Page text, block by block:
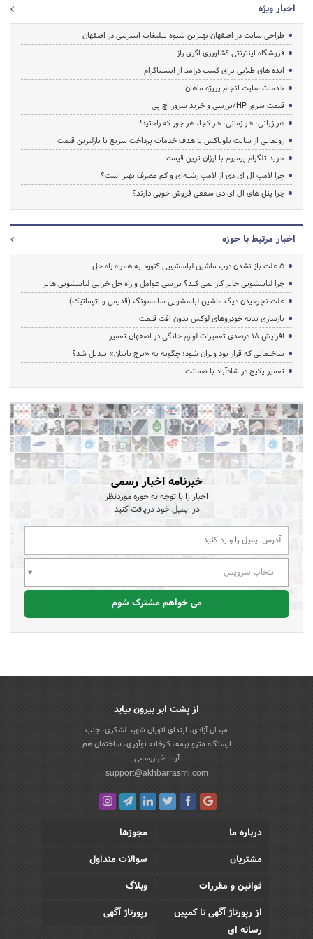
اخبار ویژه
طراحی سایت در اصفهان بهترین شیوه تبلیغات اینترنتی در اصفهان
فروشگاه اینترنتی کشاورزی اگری راز
ایده های طلایی برای کسب درآمد از اینستاگرام
خدمات سایت انجام پروژه ماهان
قیمت سرور HP/بررسی و خرید سرور اچ پی
هر زبانی، هر زمانی، هر کجا، هر جور که راحتید!
رونمایی از سایت بلوباکس با هدف خدمات پرداخت سریع با نازلترین قیمت
خرید تلگرام پرمیوم با ارزان ترین قیمت
چرا لامپ ال ای دی از لامپ رشته‌ای و کم مصرف بهتر است؟
چرا پنل های ال ای دی سقفی فروش خوبی دارند؟
اخبار مرتبط با حوزه
5 علت باز نشدن درب ماشین لباسشویی کنوود به همراه راه حل
چرا لباسشویی حایر کار نمی کند؟ بررسی عوامل و راه حل خرابی لباسشویی هایر
علت نچرخیدن دیگ ماشین لباسشویی سامسونگ (قدیمی و اتوماتیک)
بازسازی بدنه خودروهای لوکس بدون افت قیمت
افزایش ۱۸ درصدی تعمیرات لوازم خانگی در اصفهان تعمیر
ساختمانی که قرار بود ویران شود؛ چگونه به «برج تایتان» تبدیل شد؟
تعمیر پکیج در شادآباد با ضمانت
خبرنامه اخبار رسمی
اخبار را با توجه به حوزه موردنظر
در ایمیل خود دریافت کنید
انتخاب سرویس
می خواهم مشترک شوم
از پشت ابر بیرون بیاید
میدان آزادی، ابتدای اتوبان شهید لشکری، جنب
ایستگاه مترو بیمه، کارخانه نوآوری، ساختمان هم
آوا، اخباررسمی
support@akhbarrasmi.com
درباره ما
مجوزها
مشتریان
سوالات متداول
قوانین و مقررات
وبلاگ
از رپورتاژ آگهی تا کمپین
رسانه ای
رپورتاژ آگهی